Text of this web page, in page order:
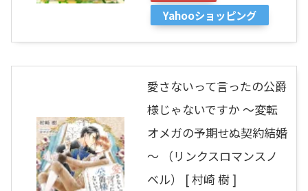
Yahooショッピング
愛さないって言ったの公爵
様じゃないですか ～変転
オメガの予期せぬ契約結婚
～ （リンクスロマンスノ
ベル） [ 村崎 樹 ]